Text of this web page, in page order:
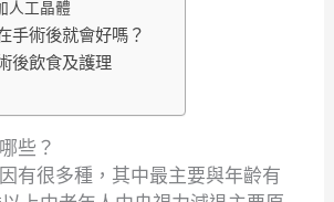
人工晶體
手術後就會好嗎？
後飲食及護理
些？
有很多種，其中最主要與年齡有